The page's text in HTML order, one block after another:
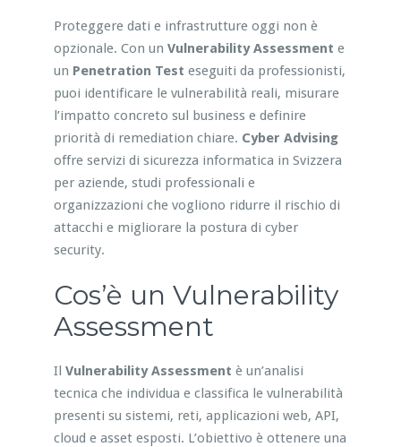
Proteggere dati e infrastrutture oggi non è
opzionale. Con un Vulnerability Assessment e
un Penetration Test eseguiti da professionisti,
puoi identificare le vulnerabilità reali, misurare
l’impatto concreto sul business e definire
priorità di remediation chiare. Cyber Advising
offre servizi di sicurezza informatica in Svizzera
per aziende, studi professionali e
organizzazioni che vogliono ridurre il rischio di
attacchi e migliorare la postura di cyber
security.
Cos’è un Vulnerability
Assessment
Il Vulnerability Assessment è un’analisi
tecnica che individua e classifica le vulnerabilità
presenti su sistemi, reti, applicazioni web, API,
cloud e asset esposti. L’obiettivo è ottenere una